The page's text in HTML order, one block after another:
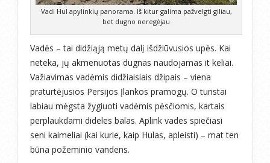
Vadi Hul apylinkių panorama. Iš kitur galima pažvelgti giliau,
bet dugno neregėjau
Vadės – tai didžiąją metų dalį išdžiūvusios upės. Kai
neteka, jų akmenuotas dugnas naudojamas it keliai.
Važiavimas vadėmis didžiaisiais džipais – viena
praturtėjusios Persijos Įlankos pramogų. O turistai
labiau mėgsta žygiuoti vadėmis pėsčiomis, kartais
perplaukdami dideles balas. Aplink vades spiečiasi
seni kaimeliai (kai kurie, kaip Hulas, apleisti) – mat ten
būna požeminio vandens.